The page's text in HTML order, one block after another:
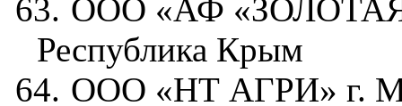
63. ООО «АФ «ЗОЛОТАЯ
Республика Крым
64. ООО «НТ АГРИ» г.